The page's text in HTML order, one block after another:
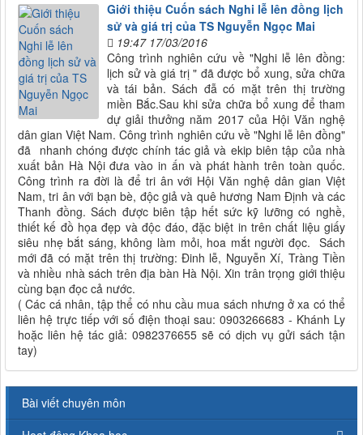
Giới thiệu Cuốn sách Nghi lễ lên đồng lịch
sử và giá trị của TS Nguyễn Ngọc Mai
19:47 17/03/2016
Công trình nghiên cứu về "Nghi lễ lên đồng:
lịch sử và giá trị " đã được bổ xung, sửa chữa
và tái bản. Sách đẫ có mặt trên thị trường
miền Bắc.Sau khi sửa chữa bổ xung để tham
dự giải thưởng năm 2017 của Hội Văn nghệ
dân gian Việt Nam. Công trình nghiên cứu về "Nghi lễ lên đồng"
đã nhanh chóng được chính tác giả và ekip biên tập của nhà
xuất bản Hà Nội đưa vào in ấn và phát hành trên toàn quốc.
Công trình ra đời là để tri ân với Hội Văn nghệ dân gian Việt
Nam, tri ân với bạn bè, độc giả và quê hương Nam Định và các
Thanh đồng. Sách được biên tập hết sức kỹ lưỡng có nghề,
thiết kế đồ họa đẹp và độc đáo, đặc biệt in trên chất liệu giấy
siêu nhẹ bắt sáng, không làm mỏi, hoa mắt người đọc. Sách
mới đã có mặt trên thị trường: Đinh lễ, Nguyễn Xí, Tràng Tiền
và nhiều nhà sách trên địa bàn Hà Nội. Xin trân trọng giới thiệu
cùng bạn đọc cả nước.
( Các cá nhân, tập thể có nhu cầu mua sách nhưng ở xa có thể
liên hệ trực tiếp với số điện thoại sau: 0903266683 - Khánh Ly
hoặc liên hệ tác giả: 0982376655 sẽ có dịch vụ gửi sách tận
tay)
Bài viết chuyên môn